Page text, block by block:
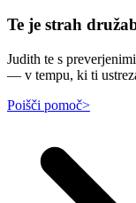
Te je strah
Judith te s
— v tempu, ki ti
Poišči pomoč>